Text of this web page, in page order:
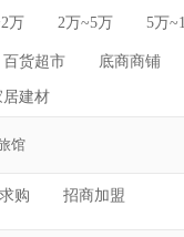
万 2万~5万 5万
百货超市 底商商铺
居建材
馆
购 招商加盟